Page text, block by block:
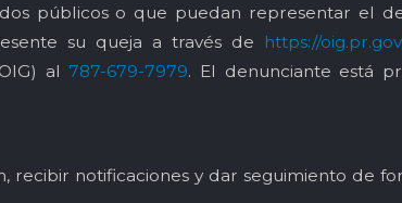
públicos o que puedan representar el
su queja a través de https://
al 787-679-7979. El denunciante está
recibir notificaciones y dar seguimiento de